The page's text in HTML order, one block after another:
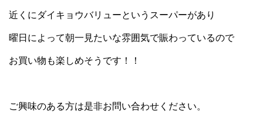
近くにダイキョウバリューというスーパーがあり
曜日によって朝一見たいな雰囲気で賑わっているので
お買い物も楽しめそうです！！
ご興味のある方は是非お問い合わせください。